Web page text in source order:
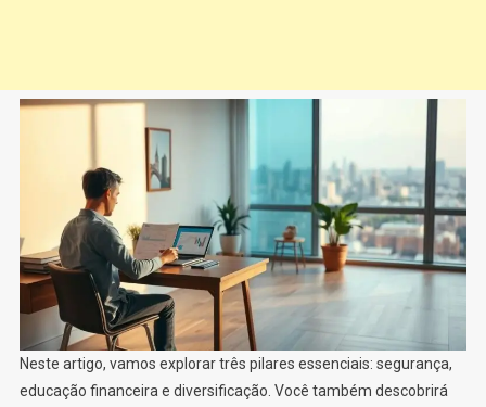
Neste artigo, vamos explorar três pilares essenciais: segurança,
educação financeira e diversificação. Você também descobrirá